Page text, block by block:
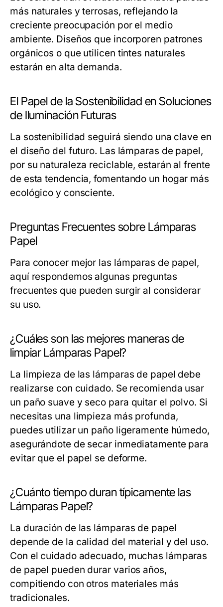
más naturales y terrosas, reflejando la
creciente preocupación por el medio
ambiente. Diseños que incorporen patrones
orgánicos o que utilicen tintes naturales
estarán en alta demanda.
El Papel de la Sostenibilidad en Soluciones
de Iluminación Futuras
La sostenibilidad seguirá siendo una clave en
el diseño del futuro. Las lámparas de papel,
por su naturaleza reciclable, estarán al frente
de esta tendencia, fomentando un hogar más
ecológico y consciente.
Preguntas Frecuentes sobre Lámparas
Papel
Para conocer mejor las lámparas de papel,
aquí respondemos algunas preguntas
frecuentes que pueden surgir al considerar
su uso.
¿Cuáles son las mejores maneras de
limpiar Lámparas Papel?
La limpieza de las lámparas de papel debe
realizarse con cuidado. Se recomienda usar
un paño suave y seco para quitar el polvo. Si
necesitas una limpieza más profunda,
puedes utilizar un paño ligeramente húmedo,
asegurándote de secar inmediatamente para
evitar que el papel se deforme.
¿Cuánto tiempo duran típicamente las
Lámparas Papel?
La duración de las lámparas de papel
depende de la calidad del material y del uso.
Con el cuidado adecuado, muchas lámparas
de papel pueden durar varios años,
compitiendo con otros materiales más
tradicionales.